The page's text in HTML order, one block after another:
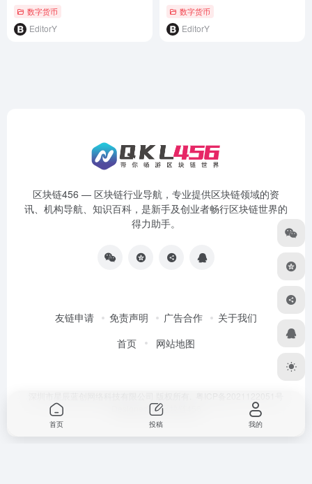
数字货币
EditorY
数字货币
EditorY
区块链456 — 区块链行业导航，专业提供区块链领域的资
讯、机构导航、知识百科，是新手及创业者畅行区块链世界的
得力助手。
友链申请 免责声明 广告合作
关于我们
首页
网站地图
Designed by区块链456
首页 投稿 我的